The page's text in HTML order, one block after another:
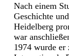
Nach einem
Geschichte
Heidelberg
war
1974 wurde er